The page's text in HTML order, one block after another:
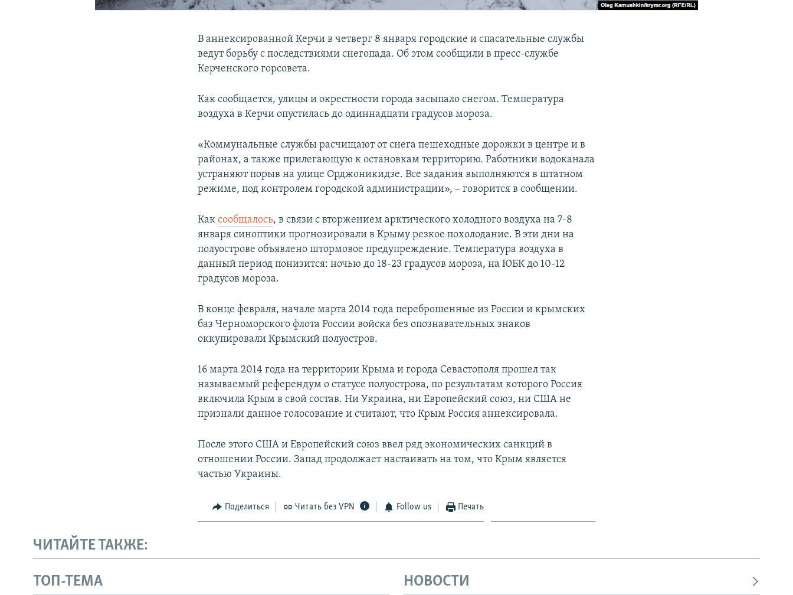
В аннексированной Керчи в четверг 8 января городские и спасательные службы
ведут борьбу с последствиями снегопада. Об этом сообщили в пресс-службе
Керченского горсовета.
Как сообщается, улицы и окрестности города засыпало снегом. Температура
воздуха в Керчи опустилась до одиннадцати градусов мороза.
«Коммунальные службы расчищают от снега пешеходные дорожки в центре и в
районах, а также прилегающую к остановкам территорию. Работники водоканала
устраняют порыв на улице Орджоникидзе. Все задания выполняются в штатном
режиме, под контролем городской администрации», – говорится в сообщении.
Каксообщалось, в связи с вторжением арктического холодного воздуха на 7-8
января синоптики прогнозировали в Крыму резкое похолодание. В эти дни на
полуострове объявлено штормовое предупреждение. Температура воздуха в
данный период понизится: ночью до 18-23 градусов мороза, на ЮБК до 10-12
градусов мороза.
В конце февраля, начале марта 2014 года переброшенные из России и крымских
баз Черноморского флота России войска без опознавательных знаков
оккупировали Крымский полуостров.
16 марта 2014 года на территории Крыма и города Севастополя прошел так
называемый референдум о статусе полуострова, по результатам которого Россия
включила Крым в свой состав. Ни Украина, ни Европейский союз, ни США не
признали данное голосование и считают, что Крым Россия аннексировала.
После этого США и Европейский союз ввел ряд экономических санкций в
отношении России. Запад продолжает настаивать на том, что Крым является
частью Украины.
Поделиться Читать без VPN Follow us Печать
ЧИТАЙТЕ ТАКЖЕ:
ТОП-ТЕМА НОВОСТИ